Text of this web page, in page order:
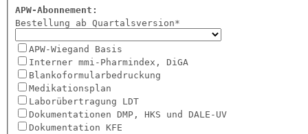
APW-Abonnement:
Bestellung ab Quartalsversion*
APW-Wiegand Basis
Interner mmi-Pharmindex, DiGA
Blankoformularbedruckung
Medikationsplan
Laborübertragung LDT
Dokumentationen DMP, HKS und DALE-UV
Dokumentation KFE